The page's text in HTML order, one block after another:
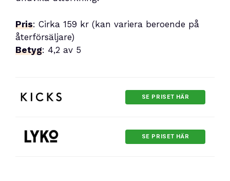
Pris: Cirka 159 kr (kan variera beroende på
återförsäljare)
Betyg: 4,2 av 5
SE PRISET HÄR
SE PRISET HÄR